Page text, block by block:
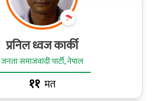
प्रनिल ध्वज कार्की
जनता समाजवादी पार्टी, नेपाल
११ मत